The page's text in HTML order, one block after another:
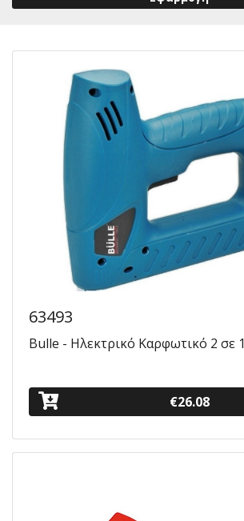
63493
Bulle - Ηλεκτρικό Καρφωτικό 2 σε 1
€26.08